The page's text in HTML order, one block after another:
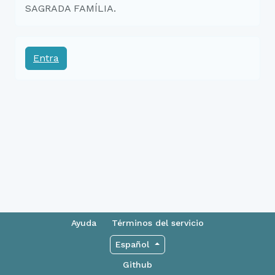
SAGRADA FAMÍLIA.
Entra
Ayuda Términos del servicio
Español
Github